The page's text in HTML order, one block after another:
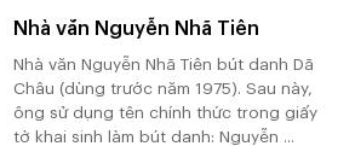
Nhà văn Nguyễn Nhã Tiên
Nhà văn Nguyễn Nhã Tiên bút danh Dã
Châu (dùng trước năm 1975). Sau này,
ông sử dụng tên chính thức trong giấy
tờ khai sinh làm bút danh: Nguyễn ...